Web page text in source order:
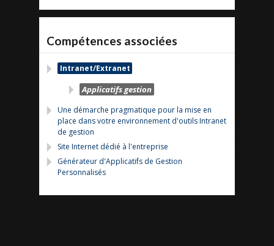
Compétences associées
Intranet/Extranet
Applicatifs gestion
Une démarche pragmatique pour la mise en
place dans votre environnement d'outils Intranet
de gestion
Site Internet dédié à l'entreprise
Générateur d'Applicatifs de Gestion
Personnalisés